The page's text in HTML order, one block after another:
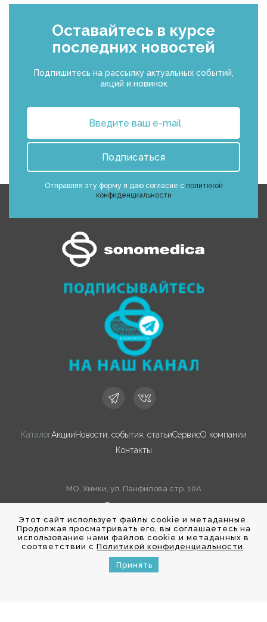
Оставайтесь в курсе
последних новостей
Подпишитесь на рассылку актуальных событий,
акций и новинок
Подписаться
Отправляя эту форму я даю согласие с политикой
конфиденциальности
КаталогАкцииНовости, события, статьиСервисО компании
Контакты
МО, Химки, ул. Панфилова стр. 10А
Cхема проезда
© 2002-2026 Sonomedica
Политика конфиденциальности
Этот сайт использует файлы cookie и метаданные.
Продолжая просматривать его, вы соглашаетесь на
использование нами файлов cookie и метаданных в
соответствии с Политикой конфиденциальности.
Принять